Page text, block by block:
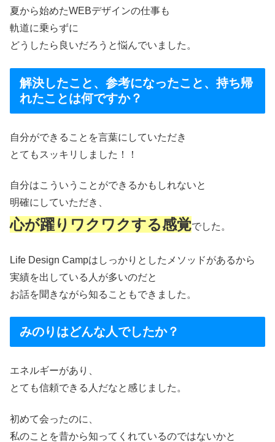
夏から始めたWEBデザインの仕事も
軌道に乗らずに
どうしたら良いだろうと悩んでいました。
解決したこと、参考になったこと、持ち帰
れたことは何ですか？
自分ができることを言葉にしていただき
とてもスッキリしました！！
自分はこういうことができるかもしれないと
明確にしていただき、
心が躍りワクワクする感覚でした。
Life Design Campはしっかりとしたメソッドがあるから
実績を出している人が多いのだと
お話を聞きながら知ることもできました。
みのりはどんな人でしたか？
エネルギーがあり、
とても信頼できる人だなと感じました。
初めて会ったのに、
私のことを昔から知ってくれているのではないかと